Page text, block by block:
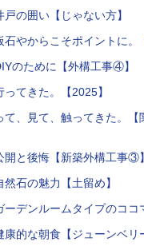
の囲い【じゃない方】
やからこそポイントに。
のために【外構工事④】
てきた。【2025】
て、見て、触ってきた。【
開と後悔【新築外構工事③】
石の魅力【土留め】
デンルームタイプのココ
的な朝食【ジューンベリ